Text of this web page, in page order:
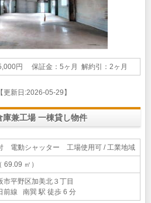
円 保証金：5ヶ月 解約引：2ヶ月
【更新日:2026-05-29】
庫兼工場 一棟貸し物件
電動シャッター 工場使用可 / 工業地域
69.09 ㎡）
市平野区加美北３丁目
前線 南巽 駅 徒歩 6 分